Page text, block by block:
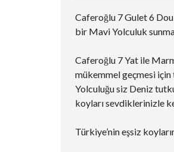
Caferoğlu 7 Gulet 6
bir Mavi Yolculuk
Caferoğlu 7 Yat ile
mükemmel geçmesi
Yolculuğu siz Deniz
koyları sevdiklerinizle
Türkiye’nin eşsiz